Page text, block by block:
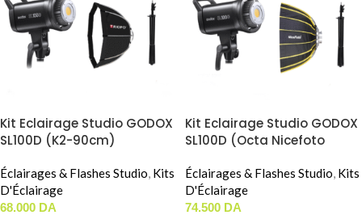
Kit Eclairage Studio GODOX
SL100D (K2-90cm)
Éclairages & Flashes Studio, Kits
D'Éclairage
68.000 DA
Kit Eclairage Studio GODOX
SL100D (Octa Nicefoto
Éclairages & Flashes Studio, Kits
D'Éclairage
74.500 DA